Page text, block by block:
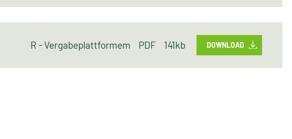
R - Vergabeplattformem PDF 141kb DOWNLOAD